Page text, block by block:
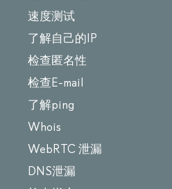
速度测试
了解自己的IP
检查匿名性
检查E-mail
了解ping
Whois
WebRTC 泄漏
DNS泄漏